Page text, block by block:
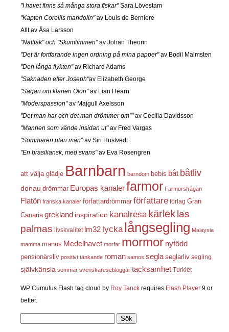
"I havet finns så många stora fiskar"Sara Lövestam
"Kapten Corellis mandolin"av Louis de Berniere
Allt av Åsa Larsson
"Nattfåk" och "Skumtimmen"av Johan Theorin
"Det är fortfarande ingen ordning på mina papper"av Bodil Malmsten
"Den långa flykten"av Richard Adams
"Saknaden efter Joseph"av Elizabeth George
"Sagan om klanen Otori"av Lian Hearn
"Moderspassion"av Majgull Axelsson
"Det man har och det man drömmer om""av Cecilia Davidsson
"Mannen som vände insidan ut"av Fred Vargas
"Sommaren utan män"av Siri Hustvedt
"En brasiliansk, med svans"av Eva Rosengren
att välja glädje Barnbarn barndom bebis båt båtliv
donau drömmar Europas kanalerfarmor Farmorsfrågan
Flatön franska kanaler författardrömmar författare förlag Gran
Canaria grekland inspiration kanalresa kärleklas
palmas livskvalitet lm32 lycka långsegling Malaysia
mamma manus Medelhavet morfar mormor nyfödd
pensionärsliv positivt tänkande roman samos segla seglarliv segling
självkänsla sommar svenskaresebloggar tacksamhet Turkiet
WP Cumulus Flash tag cloud by Roy Tanck requires Flash Player 9 or
better.